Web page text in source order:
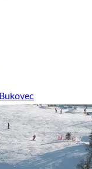
Bukovec